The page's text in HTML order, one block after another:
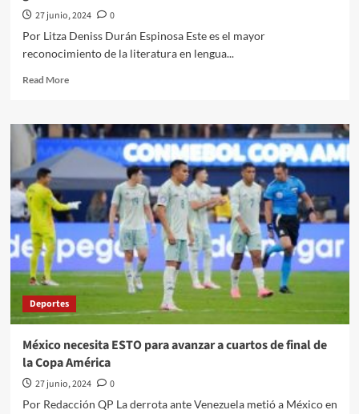
pianos,
y
coro,
grupos
Fomento
Musical
27 junio, 2024
0
Por Litza Deniss Durán Espinosa Este es el mayor
reconocimiento de la literatura en lengua...
Read MoreRead
El
Quehacer
Político
Cultura
a
del
Enfoque///Litza
Deniss
Durán
Espinosa///Adélia
el
Premio
Camões
Deportes
México necesita ESTO para avanzar a cuartos de final de
la Copa América
27 junio, 2024
0
Por Redacción QP La derrota ante Venezuela metió a México en